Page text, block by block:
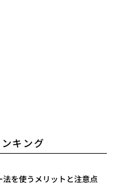
キング
法を使うメリットと注意点